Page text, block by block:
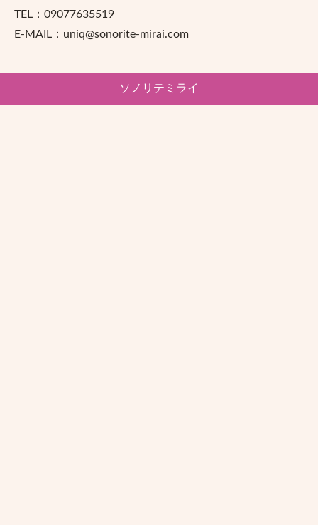
TEL：09077635519
E-MAIL：uniq@sonorite-mirai.com
ソノリテミライ